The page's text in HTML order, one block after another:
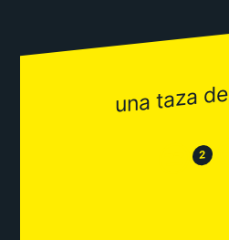
una taza
😒 2 😂